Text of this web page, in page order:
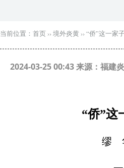
当前位置： 首页 ›› 境外炎黄 ›› “侨”这一家子
2024-03-25 00:43 来源：福建
“侨”这
缪